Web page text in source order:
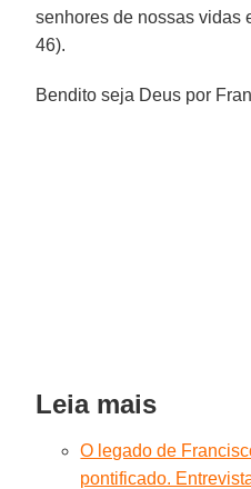
senhores de nossas vidas
46).
Bendito seja Deus por
Leia mais
O legado de
pontificado.